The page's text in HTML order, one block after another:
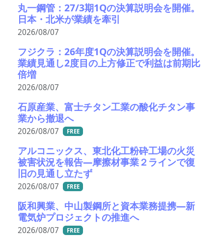
丸一鋼管：27/3期1Qの決算説明会を開催。
日本・北米が業績を牽引
2026/08/07
フジクラ：26年度1Qの決算説明会を開催。
業績見通し2度目の上方修正で利益は前期比
倍増
2026/08/07
石原産業、富士チタン工業の酸化チタン事
業から撤退へ
2026/08/07 FREE
アルコニックス、東北化工粉砕工場の火災
被害状況を報告―摩擦材事業２ラインで復
旧の見通し立たず
2026/08/07 FREE
阪和興業、中山製鋼所と資本業務提携―新
電気炉プロジェクトの推進へ
2026/08/07 FREE